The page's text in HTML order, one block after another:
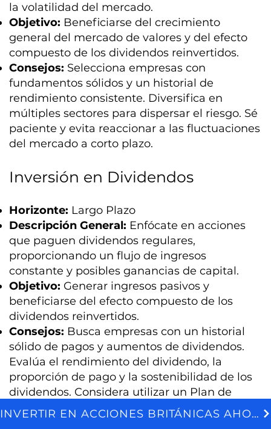
la volatilidad del mercado.
Objetivo: Beneficiarse del crecimiento
general del mercado de valores y del efecto
compuesto de los dividendos reinvertidos.
Consejos: Selecciona empresas con
fundamentos sólidos y un historial de
rendimiento consistente. Diversifica en
múltiples sectores para dispersar el riesgo. Sé
paciente y evita reaccionar a las fluctuaciones
del mercado a corto plazo.
Inversión en Dividendos
Horizonte: Largo Plazo
Descripción General: Enfócate en acciones
que paguen dividendos regulares,
proporcionando un flujo de ingresos
constante y posibles ganancias de capital.
Objetivo: Generar ingresos pasivos y
beneficiarse del efecto compuesto de los
dividendos reinvertidos.
Consejos: Busca empresas con un historial
sólido de pagos y aumentos de dividendos.
Evalúa el rendimiento del dividendo, la
proporción de pago y la sostenibilidad de los
dividendos. Considera utilizar un Plan de
Reinversión de Dividendos (DRIP) para
We and selected third parties use cookies for technical purposes, for functionality, experience, measurement and marketing as specified in the cookie policy. Denying consent may make related features unavailable. Cookies Policy
INVERTIR EN ACCIONES BRITÁNICAS AHORA